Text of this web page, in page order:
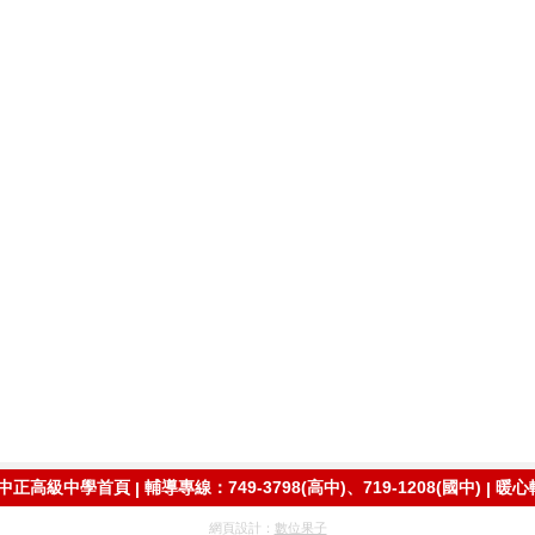
正高級中學首頁 | 輔導專線：749-3798(高中)、719-1208(國中) | 暖心
網頁設計： 數位果子